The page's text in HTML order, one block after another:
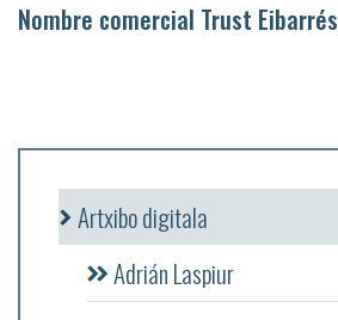
Nombre comercial Trust Eibarrés
Artxibo digitala
Adrián Laspiur